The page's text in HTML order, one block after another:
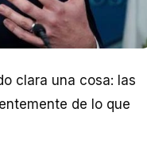
clara una cosa: las
de lo que